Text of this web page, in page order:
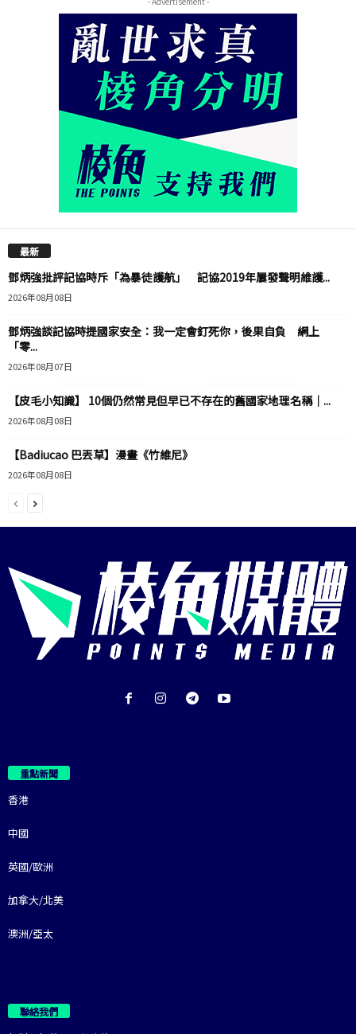
最新
鄧炳強批評記協時斥「為暴徒護航」 記協2019年屢發聲明維護...
2026年08月08日
鄧炳強談記協時提國家安全：我一定會釘死你，後果自負 網上
「零...
2026年08月07日
【皮毛小知識】 10個仍然常見但早已不存在的舊國家地理名稱｜...
2026年08月08日
【Badiucao 巴丟草】漫畫《竹維尼》
2026年08月08日
重點新聞
香港
中國
英國/歐洲
加拿大/北美
澳洲/亞太
聯絡我們